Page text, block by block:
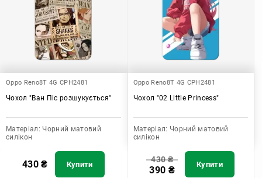
Oppo Reno8T 4G CPH2481
Чохол "Ван Піс розшукується"
Матеріал: Чорний матовий
силікон
430₴ Купити
Oppo Reno8T 4G CPH2481
Чохол "02 Little Princess"
Матеріал: Чорний матовий
силікон
430₴
390 ₴ Купити